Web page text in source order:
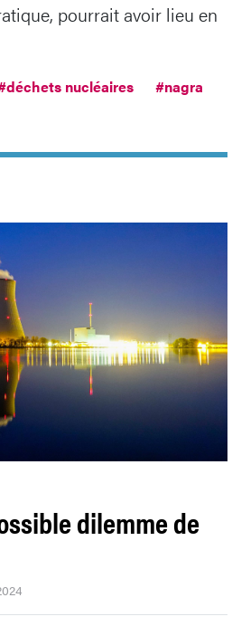
pourrait avoir lieu en
nucléaires #nagra
dilemme de